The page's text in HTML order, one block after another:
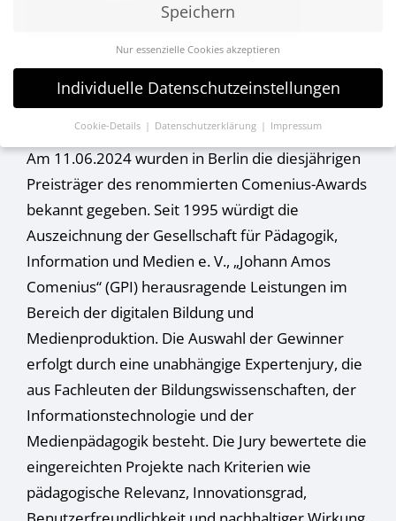
SZENARIS erhält Comenius EduMedia-
Medaille
Am 11.06.2024 wurden in Berlin die diesjährigen
Preisträger des renommierten Comenius-Awards
bekannt gegeben. Seit 1995 würdigt die
Auszeichnung der Gesellschaft für Pädagogik,
Information und Medien e. V., „Johann Amos
Comenius“ (GPI) herausragende Leistungen im
Bereich der digitalen Bildung und
Medienproduktion. Die Auswahl der Gewinner
erfolgt durch eine unabhängige Expertenjury, die
aus Fachleuten der Bildungswissenschaften, der
Informationstechnologie und der
Medienpädagogik besteht. Die Jury bewertete die
eingereichten Projekte nach Kriterien wie
pädagogische Relevanz, Innovationsgrad,
Speichern
Nur essenzielle Cookies akzeptieren
Individuelle Datenschutzeinstellungen
Cookie-Details Datenschutzerklärung Impressum
Datenschutzeinstellungen
Wenn Sie unter 16 Jahre alt sind und Ihre Zustimmung zu
freiwilligen Diensten geben möchten, müssen Sie Ihre
Erziehungsberechtigten um Erlaubnis bitten.
Wir verwenden Cookies und andere Technologien auf unserer
uns helfen, diese Website und Ihre Erfahrung zu verbessern.
Personenbezogene Daten können verarbeitet werden (z. B. IP-
Adressen), z. B. für personalisierte Anzeigen und Inhalte oder
Anzeigen- und Inhaltsmessung. Weitere Informationen über
die Verwendung Ihrer Daten finden Sie in unserer
Datenschutzerklärung
Hier finden Sie eine Übersicht über alle verwendeten Cookies.
Sie können Ihre Einwilligung zu ganzen Kategorien geben
oder sich weitere Informationen anzeigen lassen und so nur
bestimmte Cookies auswählen.
Alle akzeptieren Speichern
Nur essenzielle Cookies akzeptieren